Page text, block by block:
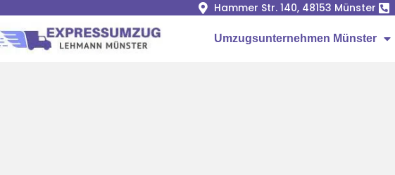
Hammer Str. 140, 48153 Münster
Umzugsunternehmen Münster